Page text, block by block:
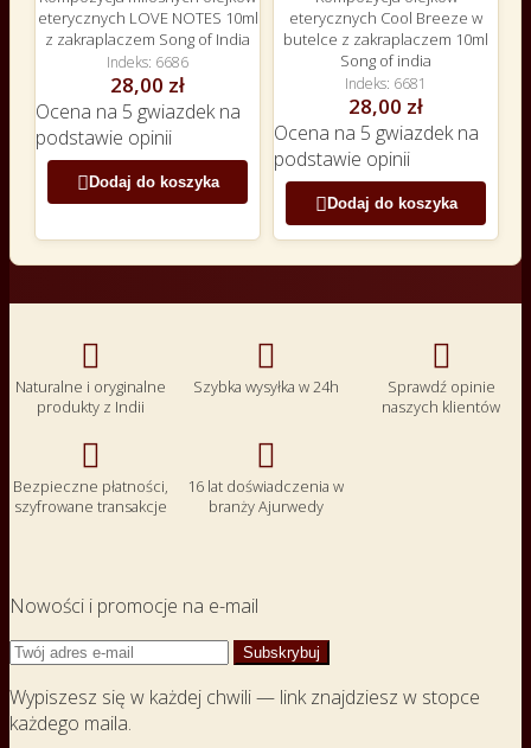
eterycznych LOVE NOTES 10ml
z zakraplaczem Song of India
Indeks 6686
28,00 zł
Ocena na 5 gwiazdek na
podstawie opinii
 Dodaj do koszyka
eterycznych Cool Breeze w
butelce z zakraplaczem 10ml
Song of india
Indeks 6681
28,00 zł
Ocena na 5 gwiazdek na
podstawie opinii
 Dodaj do koszyka

Naturalne i oryginalne
produkty z Indii

Szybka wysyłka w 24h

Sprawdź opinie
naszych klientów

Bezpieczne płatności,
szyfrowane transakcje

16 lat doświadczenia w
branży Ajurwedy
Nowości i promocje na e-mail
Wypiszesz się w każdej chwili — link znajdziesz w stopce
każdego maila.